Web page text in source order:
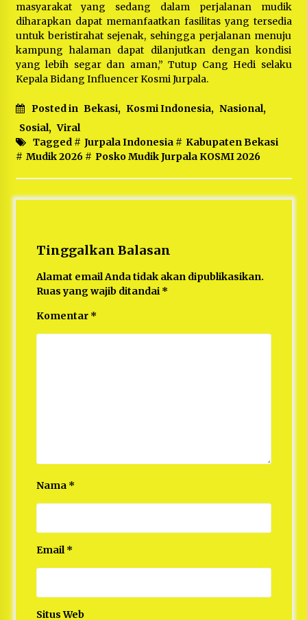
masyarakat yang sedang dalam perjalanan mudik
diharapkan dapat memanfaatkan fasilitas yang tersedia
untuk beristirahat sejenak, sehingga perjalanan menuju
kampung halaman dapat dilanjutkan dengan kondisi
yang lebih segar dan aman,” Tutup Cang Hedi selaku
Kepala Bidang Influencer Kosmi Jurpala.
Posted in Bekasi, Kosmi Indonesia, Nasional,
Sosial, Viral
Tagged # Jurpala Indonesia# Kabupaten Bekasi
# Mudik 2026# Posko Mudik Jurpala KOSMI 2026
Tinggalkan Balasan
Alamat email Anda tidak akan dipublikasikan.
Ruas yang wajib ditandai *
Komentar *
Nama *
Email*
Situs Web